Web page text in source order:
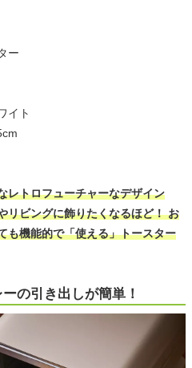
ー
イト
レトロフューチャーなデザイン
リビングに飾りたくなるほど！ お
も機能的で「使える」トースター
の引き出しが簡単！